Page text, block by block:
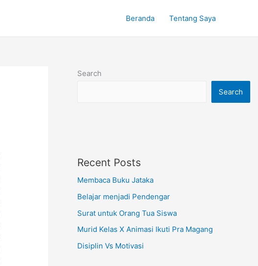
Beranda Tentang Saya
Search
Search
Recent Posts
Membaca Buku Jataka
Belajar menjadi Pendengar
Surat untuk Orang Tua Siswa
Murid Kelas X Animasi Ikuti Pra Magang
Disiplin Vs Motivasi